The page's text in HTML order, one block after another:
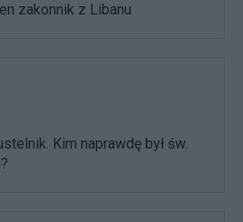
zakonnik z Libanu
Kim naprawdę był św.